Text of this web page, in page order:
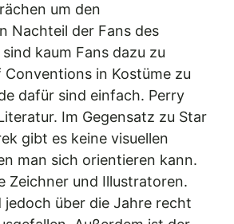
um den
der Fans des
kaum Fans dazu zu
in Kostüme zu
dafür sind einfach. Perry
Im Gegensatz zu Star
gibt es keine visuellen
man sich orientieren kann.
Zeichner und Illustratoren.
jedoch über die Jahre recht